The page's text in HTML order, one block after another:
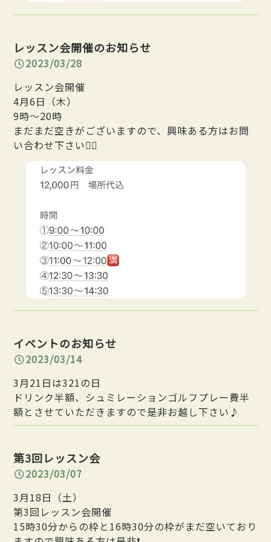
レッスン会開催のお知らせ
2023/03/28
レッスン会開催
4月6日（木）
9時〜20時
まだまだ空きがございますので、興味ある方はお問
い合わせ下さい🙇‍♂️
イベントのお知らせ
2023/03/14
3月21日は321の日
ドリンク半額、シュミレーションゴルフプレー費半
額とさせていただきますので是非お越し下さい♪
第3回レッスン会
2023/03/07
3月18日（土）
第3回レッスン会開催
15時30分からの枠と16時30分の枠がまだ空いており